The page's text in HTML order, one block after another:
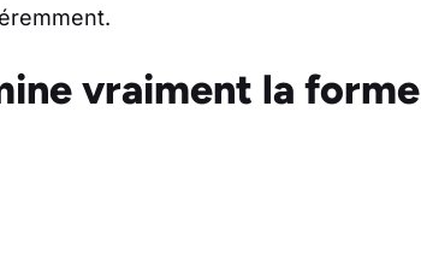
vraiment la forme